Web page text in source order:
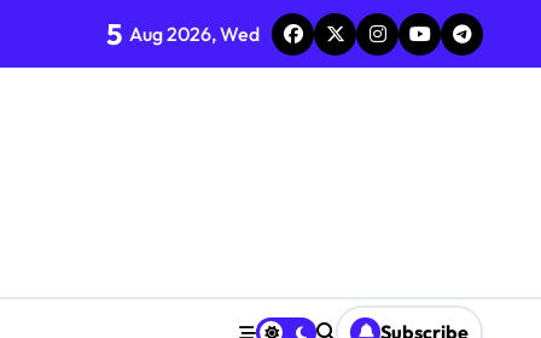
5 Aug 2026, Wed
Subscribe